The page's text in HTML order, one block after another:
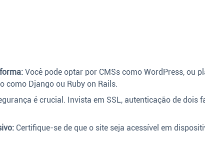
Você pode optar por CMSs como WordPress, ou
como Django ou Ruby on Rails.
é crucial. Invista em SSL, autenticação de dois
Certifique-se de que o site seja acessível em